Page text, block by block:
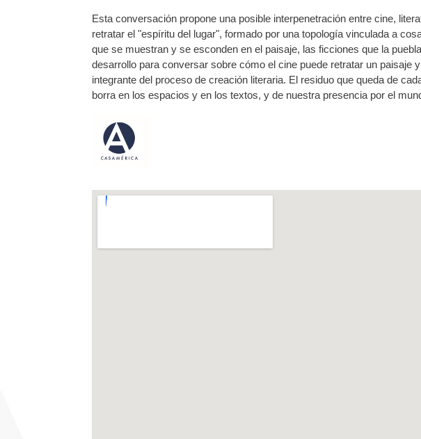
Esta conversación propone una posible interpenetración entre cine,
retratar el "espíritu del lugar", formado por una topología vinculada a
que se muestran y se esconden en el paisaje, las ficciones que la
desarrollo para conversar sobre cómo el cine puede retratar un
integrante del proceso de creación literaria. El residuo que queda de
borra en los espacios y en los textos, y de nuestra presencia por el